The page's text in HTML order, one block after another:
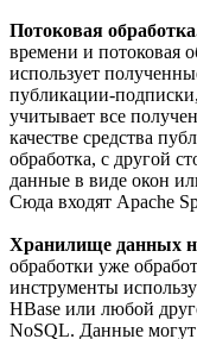
Потоковая
времени и потоковая
использует
публикации-
учитывает все
качестве средства
обработка, с другой
данные в виде окон
Сюда входят Apache
Хранилище данных
обработки уже
инструменты
HBase или любой
NoSQL. Данные